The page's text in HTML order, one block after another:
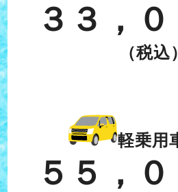
３３，
（税込）
軽乗用
５５，